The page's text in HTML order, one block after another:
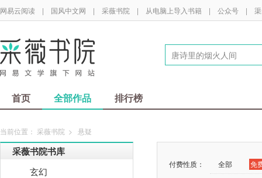
网易云阅读 | 国风中文网 | 采薇书院 | 从电脑上导入书籍 | 公众号 |
首页 全部作品 排行榜
当前位置： 采薇书院 > 悬疑
采薇书院书库
玄幻
付费性质： 全部
免